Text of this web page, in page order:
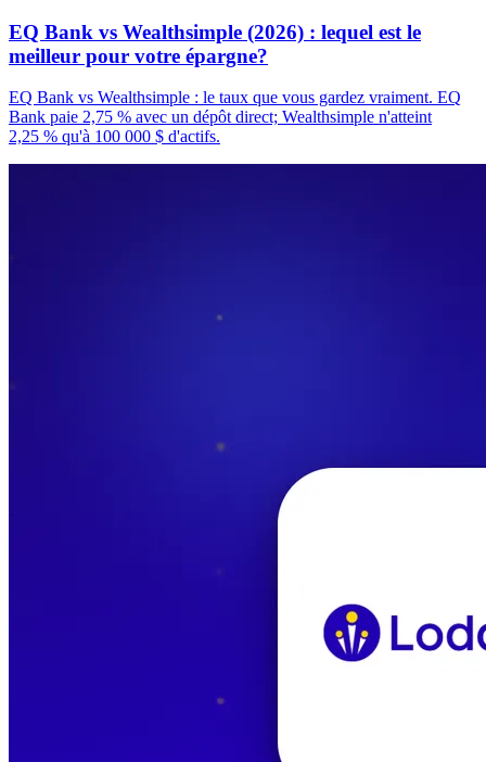
EQ Bank vs Wealthsimple (2026) : lequel est le
meilleur pour votre épargne?
EQ Bank vs Wealthsimple : le taux que vous gardez vraiment. EQ
Bank paie 2,75 % avec un dépôt direct; Wealthsimple n'atteint
2,25 % qu'à 100 000 $ d'actifs.